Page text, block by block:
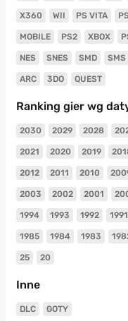
X360 WII PS VITA
MOBILE PS2 XBOX
NES SNES SMD SMS
ARC 3DO QUEST
Ranking gier wg
2030 2029 2028
2021 2020 2019
2012 2011 2010
2003 2002 2001
1994 1993 1992 1991
1985 1984 1983
25 20
Inne
DLC GOTY